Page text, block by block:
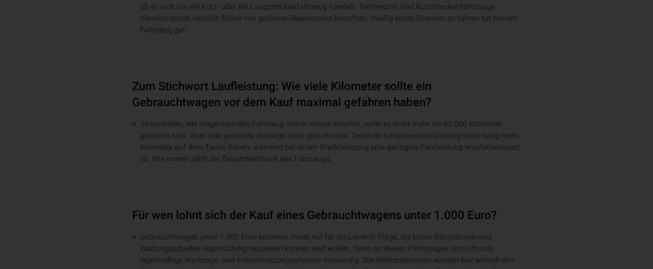
ob es sich um ein Kurz- oder ein Langstreckenfahrzeug handelt. Tendenziell sind Kurzstreckenfahrzeuge
nämlich schon deutlich früher von größeren Reparaturen betroffen. Häufig kurze Strecken zu fahren tut keinem
Fahrzeug gut.
Zum Stichwort Laufleistung: Wie viele Kilometer sollte ein
Gebrauchtwagen vor dem Kauf maximal gefahren haben?
Je nachdem, wie lange man das Fahrzeug selber nutzen möchte, sollte es nicht mehr als 60.000 Kilometer
gelaufen sein. Aber eine generelle Aussage dazu gibt es nicht. Denn ein Langstreckenfahrzeug kann ruhig mehr
Kilometer auf dem Tacho haben, während bei einem Stadtfahrzeug eine geringere Fahrleistung empfehlenswert
ist. Wie immer zählt der Gesamteindruck des Fahrzeugs.
Für wen lohnt sich der Kauf eines Gebrauchtwagens unter 1.000 Euro?
Gebrauchtwagen unter 1.000 Euro kommen meist nur für die Leute in Frage, die kleine Reparaturen und
Wartungsarbeiten eigenständig reparieren können und wollen. Denn an diesen Fahrzeugen sind oftmals
regelmäßige Wartungs- und Instandsetzungsarbeiten notwendig. Die Werkstattkosten würden hier schnell den